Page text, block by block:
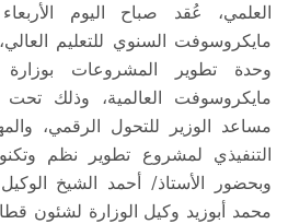
العلمي، عُقد صباح اليوم
مايكروسوفت السنوي للتعليم
وحدة تطوير المشروعات بوزارة
مايكروسوفت العالمية، وذلك
مساعد الوزير للتحول الرقمي،
وبحضور الأستاذ/ أحمد الشيخ الوكيل
محمد أبوزيد وكيل الوزارة لشئون